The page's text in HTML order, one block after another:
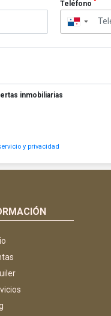
Teléfono *
▼
inmobiliarias
y privacidad